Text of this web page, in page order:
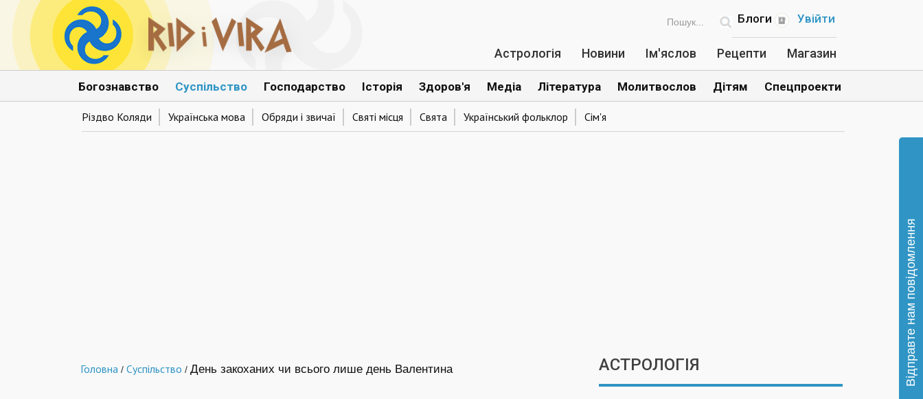
Увійти
Блоги
Астрологія Новини Ім'яслов Рецепти Магазин
Богознавство Суспільство
Різдво Коляди Українська мова Обряди і звичаї Святі місця Свята Український фольклор Сім'я
Господарство Історія Здоров'я Медіа Література Молитвослов Дітям Спецпроекти
Головна / Суспільство / День закоханих чи всього лише день Валентина АСТРОЛОГІЯ Відправте нам повідомлення